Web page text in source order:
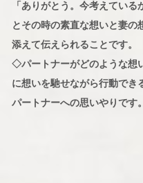
「ありがとう。今考えている
とその時の素直な想いと妻の
添えて伝えられることです。
◇パートナーがどのような想
に想いを馳せながら行動でき
パートナーへの思いやりです。